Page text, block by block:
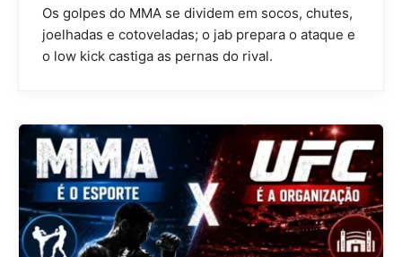
Os golpes do MMA se dividem em socos, chutes,
joelhadas e cotoveladas; o jab prepara o ataque e
o low kick castiga as pernas do rival.